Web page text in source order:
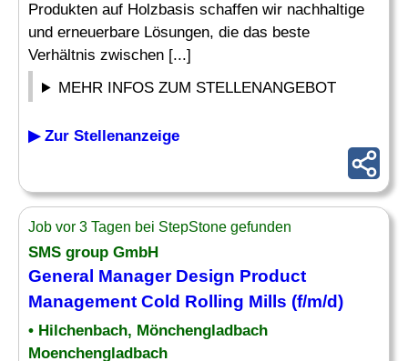
Produkten auf Holzbasis schaffen wir nachhaltige
und erneuerbare Lösungen, die das beste
Verhältnis zwischen [...]
MEHR INFOS ZUM STELLENANGEBOT
▶ Zur Stellenanzeige
Job vor 3 Tagen bei StepStone gefunden
SMS group GmbH
General Manager Design Product
Management Cold Rolling Mills (f/m/d)
• Hilchenbach, Mönchengladbach
Moenchengladbach